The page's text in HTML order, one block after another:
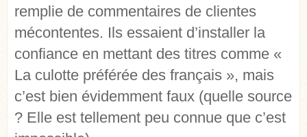
remplie de commentaires de clientes
mécontentes. Ils essaient d’installer la
confiance en mettant des titres comme «
La culotte préférée des français », mais
c’est bien évidemment faux (quelle source
? Elle est tellement peu connue que c’est